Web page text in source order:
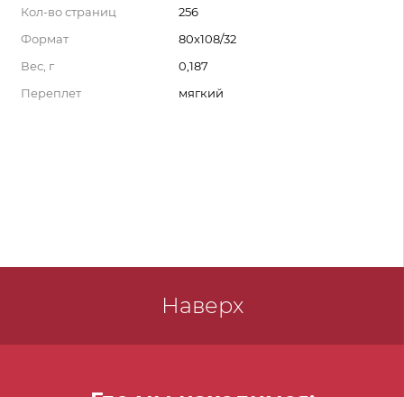
Кол-во страниц
256
Формат
80x108/32
Вес, г
0,187
Переплет
мягкий
Наверх